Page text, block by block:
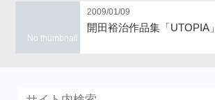
No thumbnail
2009/01/09
開田裕治作品集「UTOPIA」